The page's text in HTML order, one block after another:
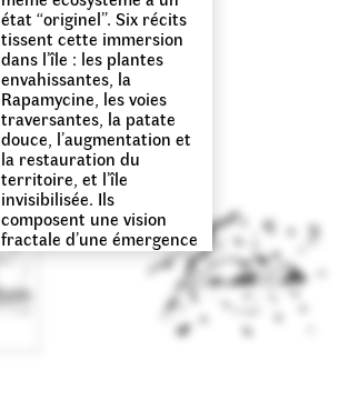
état “originel”. Six récits
tissent cette immersion
dans l’île : les plantes
envahissantes, la
Rapamycine, les voies
traversantes, la patate
douce, l’augmentation et
la restauration du
territoire, et l’île
invisibilisée. Ils
composent une vision
fractale d’une émergence
de terre au beau milieu
du Pacifique télescope
ainsi passé, présent et
futurs spéculés.
Ce projet prolonge une